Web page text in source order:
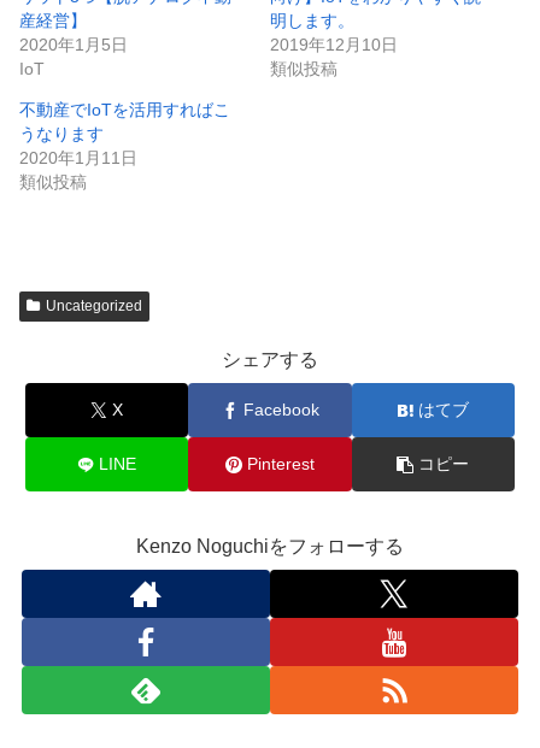
産経営】
2020年1月5日
IoT
明します。
2019年12月10日
類似投稿
不動産でIoTを活用すればこ
うなります
2020年1月11日
類似投稿
Uncategorized
シェアする
X Facebook はてブ
LINE Pinterest コピー
Kenzo Noguchiをフォローする